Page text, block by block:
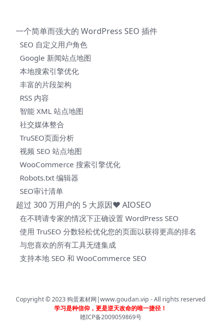
一个简单而强大的 WordPress SEO 插件
SEO 自定义用户角色
Google 新闻站点地图
本地搜索引擎优化
丰富的片段架构
RSS 内容
智能 XML 站点地图
社交媒体整合
TruSEO页面分析
视频 SEO 站点地图
WooCommerce 搜索引擎优化
Robots.txt 编辑器
SEO审计清单
超过 300 万用户的 5 大原因❤ AIOSEO
在不聘请专家的情况下正确设置 WordPress SEO
使用 TruSEO 分数轻松优化您的页面以获得更高的排名
与您喜欢的所有工具无缝集成
支持本地 SEO 和 WooCommerce SEO
Copyright © 2023狗蛋素材网|www.goudan.vip - All rights reserved
学习是种信仰，更是逆天改命的唯一捷径！
赣ICP备2009059869号